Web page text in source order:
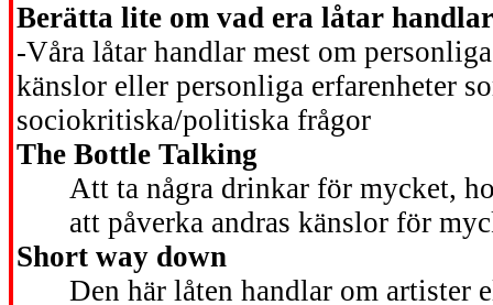
Berätta lite om vad era låtar
-Våra låtar handlar mest om
känslor eller personliga erfarenheter
sociokritiska/politiska frågor
The Bottle Talking
Att ta några drinkar för mycket,
att påverka andras känslor för
Short way down
Den här låten handlar om artister